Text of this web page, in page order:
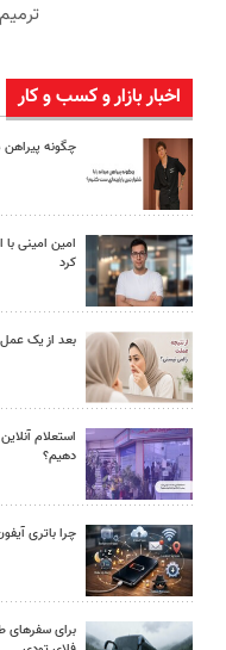
اخبار بازار و کسب و کار
چگونه پیراهن
امین امینی
کرد
بعد از یک عمل
استعلام
دهیم؟
چرا باتری آیفون
برای سفرهای